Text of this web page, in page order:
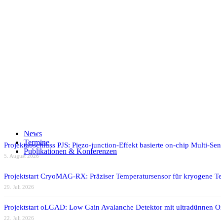
Teilen auf LinkedIn
Per E-Mail teilen
News
Termine
Publikationen & Konferenzen
Projektabschluss PJS: Piezo-junction-Effekt basierte on-chip Multi-
5. August 2026
Projektstart CryoMAG-RX: Präziser Temperatursensor für kryogene
29. Juli 2026
Projektstart oLGAD: Low Gain Avalanche Detektor mit ultradünnen
22. Juli 2026